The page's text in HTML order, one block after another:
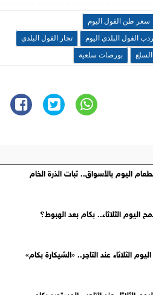
سعر طن الفول اليوم
الفول البلدي اليوم
تجار الفول البلدي
بورصات سلعية
اليوم بالأسواق.. ثبات الذرة الخام
اليوم الثلاثاء.. بكام بعد الهبوط؟
الثلاثاء عند التاجر.. «الشيكارة بكام»